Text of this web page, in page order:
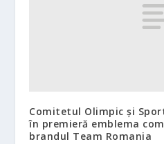
Comitetul Olimpic și
în premieră emblema
brandul Team Romania